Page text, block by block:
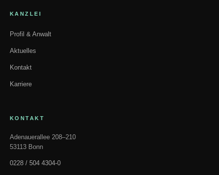
KANZLEI
Profil & Anwalt
Aktuelles
Kontakt
Karriere
KONTAKT
Adenauerallee 208–210
53113 Bonn
0228 / 504 4304-0